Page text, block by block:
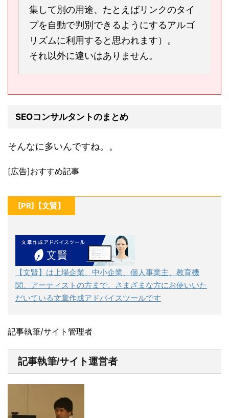
集して別の用途、たとえばリンクのタイ
プを自動で判別できるようにするアルゴ
リズムに利用すると思われます）。
それ以外に違いはありません。
SEOコンサルタントのまとめ
そんなに多いんですね。。
[広告]おすすめ記事
[PR]【文賢】
【文賢】は上場企業、中小企業、個人事業主、教育機
関、アーティストの方まで、さまざまな方にお使いいた
だいている文章作成アドバイスツールです
記事執筆/サイト管理者
記事執筆/サイト運営者